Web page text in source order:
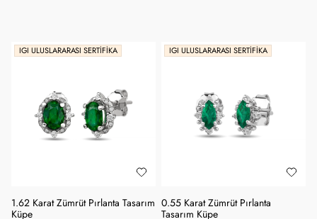
IGI ULUSLARARASI SERTIFIKA
1.62 Karat Zümrüt Pırlanta Tasarım
Küpe
IGI ULUSLARARASI SERTIFIKA
0.55 Karat Zümrüt Pırlanta
Tasarım Küpe